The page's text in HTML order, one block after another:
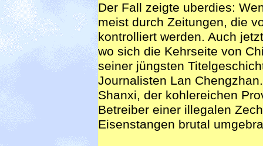
Der Fall zeigte uberdies:
meist durch Zeitungen, die
kontrolliert werden. Auch
wo sich die Kehrseite von
seiner jüngsten
Journalisten Lan
Shanxi, der kohlereichen
Betreiber einer illegalen
Eisenstangen brutal